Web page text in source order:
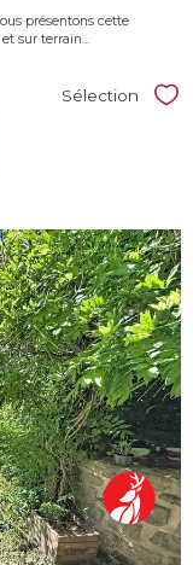
présentons cette
sur terrain...
Sélection